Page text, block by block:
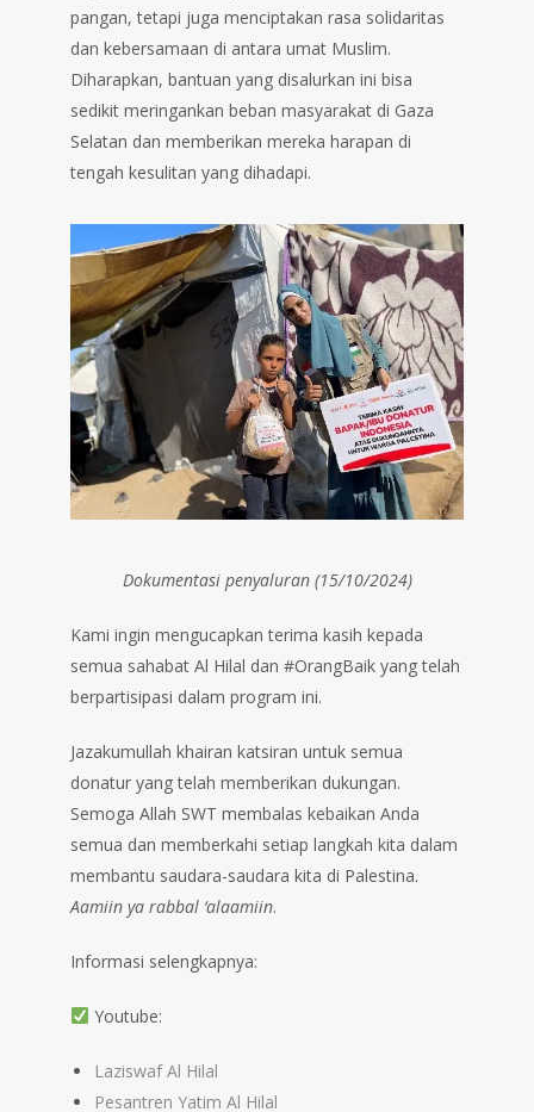
pangan, tetapi juga menciptakan rasa solidaritas
dan kebersamaan di antara umat Muslim.
Diharapkan, bantuan yang disalurkan ini bisa
sedikit meringankan beban masyarakat di Gaza
Selatan dan memberikan mereka harapan di
tengah kesulitan yang dihadapi.
Dokumentasi penyaluran (15/10/2024)
Kami ingin mengucapkan terima kasih kepada
semua sahabat Al Hilal dan #OrangBaik yang telah
berpartisipasi dalam program ini.
Jazakumullah khairan katsiran untuk semua
donatur yang telah memberikan dukungan.
Semoga Allah SWT membalas kebaikan Anda
semua dan memberkahi setiap langkah kita dalam
membantu saudara-saudara kita di Palestina.
Aamiin ya rabbal ‘alaamiin.
Informasi selengkapnya:
Youtube:
Laziswaf Al Hilal
Pesantren Yatim Al Hilal